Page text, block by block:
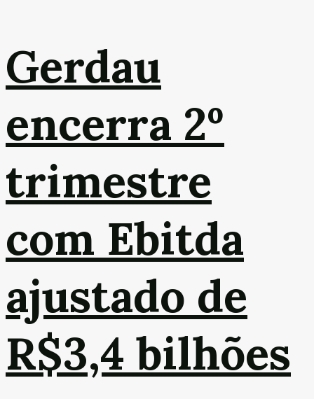
Gerdau
encerra 2º
trimestre
com Ebitda
ajustado de
R$3,4 bilhões